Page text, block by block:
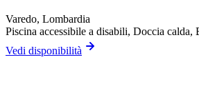
Varedo, Lombardia
Piscina accessibile a disabili, Doccia calda,
Vedi disponibilità